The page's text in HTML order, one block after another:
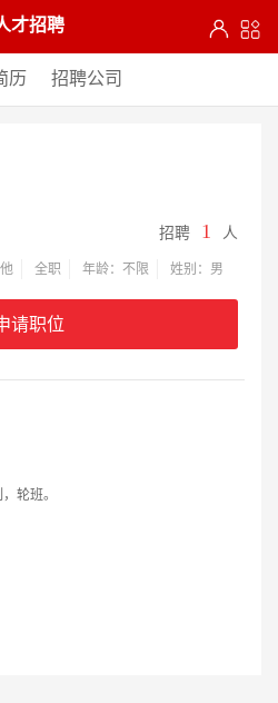
才招聘
历 招聘公司
招聘 1 人
全职 年龄：不限 姓别：男
请职位
轮班。